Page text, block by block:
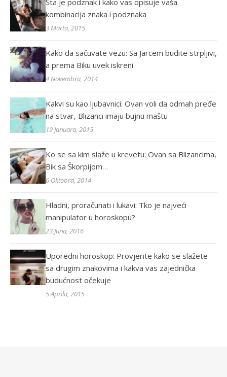
Šta je podznak i kako vas opisuje vaša
kombinacija znaka i podznaka
3 Marta, 2015
Kako da sačuvate vezu: Sa Jarcem budite strpljivi,
a prema Biku uvek iskreni
4 Novembra, 2014
Kakvi su kao ljubavnici: Ovan voli da odmah pređe
na stvar, Blizanci imaju bujnu maštu
19 Januara, 2015
Ko se sa kim slaže u krevetu: Ovan sa Blizancima,
Bik sa Škorpijom…
6 Oktobra, 2014
Hladni, proračunati i lukavi: Tko je najveći
manipulator u horoskopu?
23 Juna, 2016
Uporedni horoskop: Provjerite kako se slažete
sa drugim znakovima i kakva vas zajednička
budućnost očekuje
5 Aprila, 2015